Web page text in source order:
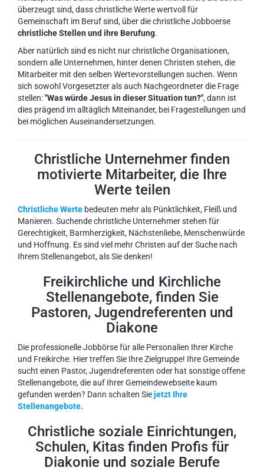
überzeugt sind, dass christliche Werte wertvoll für
Gemeinschaft im Beruf sind, über die christliche Jobboerse
christliche Stellen und ihre Berufung.
Aber natürlich sind es nicht nur christliche Organisationen,
sondern alle Unternehmen, hinter denen Christen stehen, die
Mitarbeiter mit den selben Wertevorstellungen suchen. Wenn
sich sowohl Vorgesetzter als auch Nachgeordneter die Frage
stellen:"Was würde Jesus in dieser Situation tun?", dann ist
dies prägend im alltäglich Miteinander, bei Fragestellungen und
bei möglichen Auseinandersetzungen.
Christliche Unternehmer finden
motivierte Mitarbeiter, die Ihre
Werte teilen
Christliche Werte bedeuten mehr als Pünktlichkeit, Fleiß und
Manieren. Suchende christliche Unternehmer stehen für
Gerechtigkeit, Barmherzigkeit, Nächstenliebe, Menschenwürde
und Hoffnung. Es sind viel mehr Christen auf der Suche nach
Ihrem Stellenangebot, als Sie denken!
Freikirchliche und Kirchliche
Stellenangebote, finden Sie
Pastoren, Jugendreferenten und
Diakone
Die professionelle Jobbörse für alle Personalien Ihrer Kirche
und Freikirche. Hier treffen Sie Ihre Zielgruppe! Ihre Gemeinde
sucht einen Pastor, Jugendreferenten oder hat sonstige offene
Stellenangebote, die auf Ihrer Gemeindewebseite kaum
gefunden werden? Dann schalten Siejetzt Ihre
Stellenangebote.
Christliche soziale Einrichtungen,
Schulen, Kitas finden Profis für
Diakonie und soziale Berufe